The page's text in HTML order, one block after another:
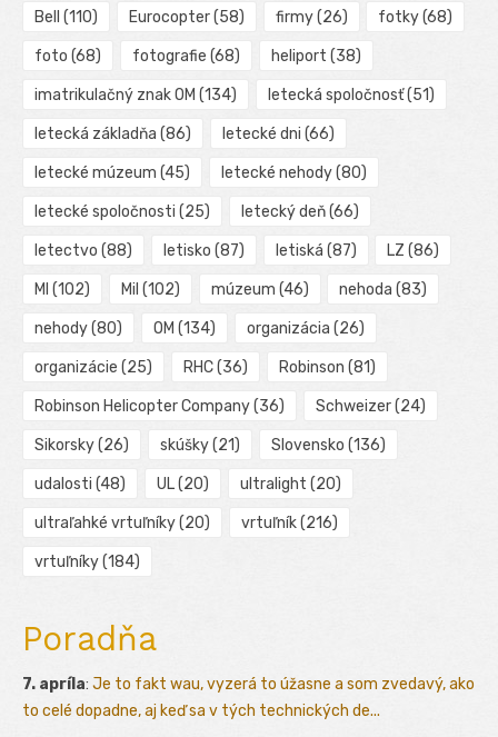
Bell (110) Eurocopter(58) firmy(26) fotky(68)
foto (68) fotografie (68) heliport (38)
imatrikulačný znak OM (134) letecká spoločnosť(51)
letecká základňa (86) letecké dni (66)
letecké múzeum (45) letecké nehody(80)
letecké spoločnosti (25) letecký deň(66)
letectvo (88) letisko (87) letiská (87) LZ (86)
MI (102) Mil (102) múzeum (46) nehoda (83)
nehody(80) OM (134) organizácia (26)
organizácie (25) RHC(36) Robinson (81)
Robinson Helicopter Company(36) Schweizer(24)
Sikorsky(26) skúšky(21) Slovensko (136)
udalosti (48) UL(20) ultralight (20)
ultraľahké vrtuľníky(20) vrtuľník(216)
vrtuľníky(184)
Poradňa
7. apríla: Je to fakt wau, vyzerá to úžasne a som zvedavý, ako
to celé dopadne, aj keď sa v tých technických de...